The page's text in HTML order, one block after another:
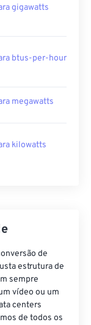
gigawatts
btus-per-hour
megawatts
kilowatts
de
estrutura de
sempre
vídeo ou um
centers
de todos os